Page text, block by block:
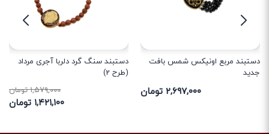
دستبند مربع اونیکس شمس بافت
جدید
۲,۶۹۷,۰۰۰ تومان
دستبند سنگ گرد دلربا آجری مرداد
(طرح 2)
۱,۵۷۹,۰۰۰ تومان
۱,۴۲۱,۱۰۰ تومان